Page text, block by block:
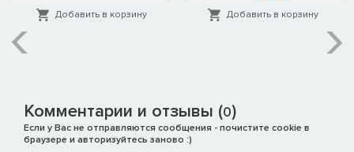
Добавить в корзину Добавить в корзину
Комментарии и отзывы (0)
Если у Вас не отправляются сообщения - почистите cookie в
браузере и авторизуйтесь заново :)